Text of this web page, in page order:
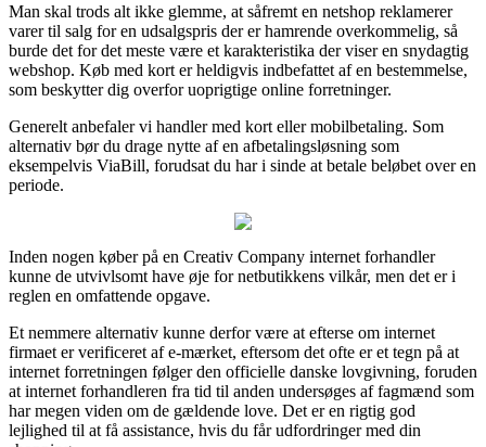
Man skal trods alt ikke glemme, at såfremt en netshop reklamerer
varer til salg for en udsalgspris der er hamrende overkommelig, så
burde det for det meste være et karakteristika der viser en snydagtig
webshop. Køb med kort er heldigvis indbefattet af en bestemmelse,
som beskytter dig overfor uoprigtige online forretninger.
Generelt anbefaler vi handler med kort eller mobilbetaling. Som
alternativ bør du drage nytte af en afbetalingsløsning som
eksempelvis ViaBill, forudsat du har i sinde at betale beløbet over en
periode.
Inden nogen køber på en Creativ Company internet forhandler
kunne de utvivlsomt have øje for netbutikkens vilkår, men det er i
reglen en omfattende opgave.
Et nemmere alternativ kunne derfor være at efterse om internet
firmaet er verificeret af e-mærket, eftersom det ofte er et tegn på at
internet forretningen følger den officielle danske lovgivning, foruden
at internet forhandleren fra tid til anden undersøges af fagmænd som
har megen viden om de gældende love. Det er en rigtig god
lejlighed til at få assistance, hvis du får udfordringer med din